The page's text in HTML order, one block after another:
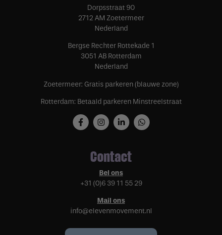
Dorpsstraat 90
2712 AM Zoetermeer
Nederland
Bergse Rechter Rottekade 1
3051 AB Rotterdam
Nederland
Zoetermeer: Gratis parkeren (blauwe zone)
Rotterdam: Betaald parkeren Minstreelstraat
Contact
Bel ons
+31 (0)6 39 11 55 29
Mail ons
info@elevenmovement.nl